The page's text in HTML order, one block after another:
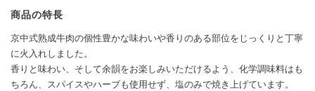
商品の特長
京中式熟成牛肉の個性豊かな味わいや香りのある部位をじっくりと丁寧
に火入れしました。
香りと味わい、そして余韻をお楽しみいただけるよう、化学調味料はも
ちろん、スパイスやハーブも使用せず、塩のみで焼き上げています。